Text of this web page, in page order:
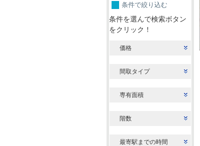
条件で絞り込む
条件を選んで検索ボタン
をクリック！
価格
間取タイプ
専有面積
階数
最寄駅までの時間